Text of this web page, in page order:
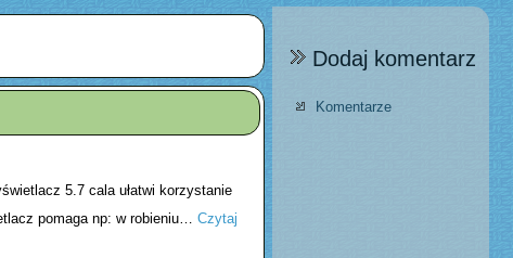
5.7 cala ułatwi korzystanie
pomaga np: w robieniu… Czytaj
Dodaj komentarz
Komentarze